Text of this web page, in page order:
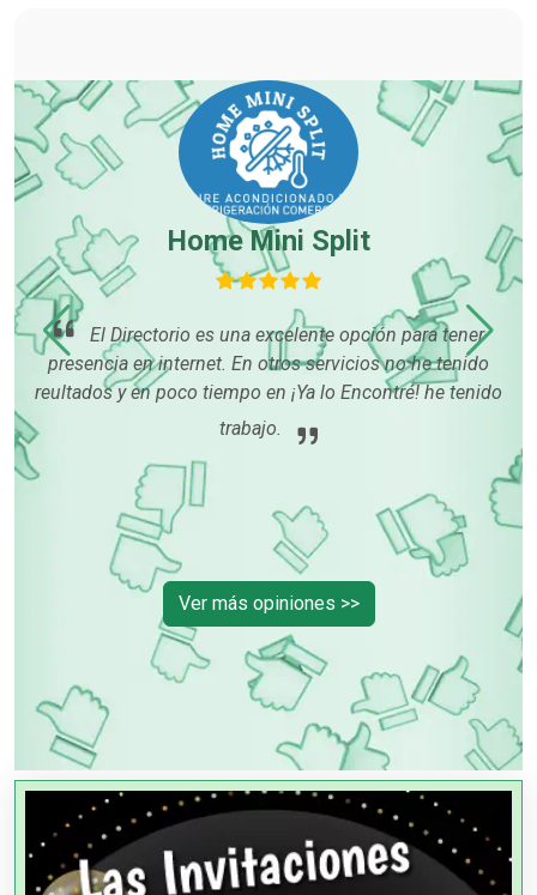
Home Mini Split
El Directorio es una excelente opción para tener
presencia en internet. En otros servicios no he tenido
reultados y en poco tiempo en ¡Ya lo Encontré! he tenido
trabajo.
Ver más opiniones >>
OTROS NEGOCIOS